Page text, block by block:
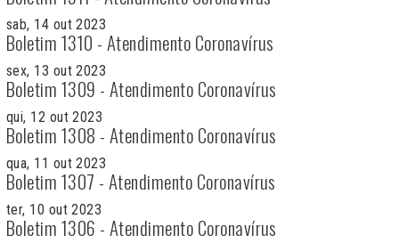
sab, 14 out 2023
Boletim 1310 - Atendimento Coronavírus
sex, 13 out 2023
Boletim 1309 - Atendimento Coronavírus
qui, 12 out 2023
Boletim 1308 - Atendimento Coronavírus
qua, 11 out 2023
Boletim 1307 - Atendimento Coronavírus
ter, 10 out 2023
Boletim 1306 - Atendimento Coronavírus